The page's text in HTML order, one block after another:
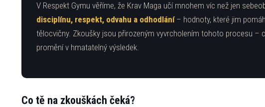
V Respekt Gymu věříme, že Krav Maga učí mnohem víc než jen
disciplínu, respekt, odvahu a odhodlání– hodnoty, které jim
tělocvičny. Zkoušky jsou přirozeným vyvrcholením tohoto procesu –
promění v hmatatelný výsledek.
Co tě na zkouškách čeká?